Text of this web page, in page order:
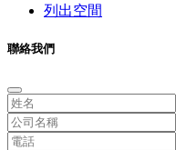
列出空間
聯絡我們